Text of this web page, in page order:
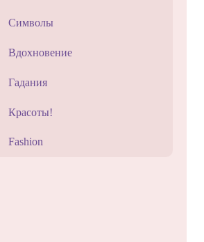
Символы
Вдохновение
Гадания
Красоты!
Fashion